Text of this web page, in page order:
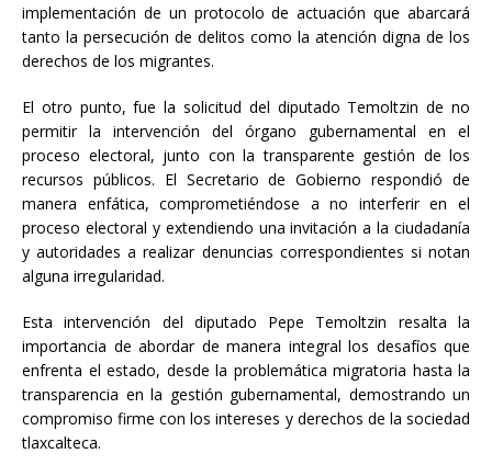
implementación de un protocolo de actuación que abarcará
tanto la persecución de delitos como la atención digna de los
derechos de los migrantes.
El otro punto, fue la solicitud del diputado Temoltzin de no
permitir la intervención del órgano gubernamental en el
proceso electoral, junto con la transparente gestión de los
recursos públicos. El Secretario de Gobierno respondió de
manera enfática, comprometiéndose a no interferir en el
proceso electoral y extendiendo una invitación a la ciudadanía
y autoridades a realizar denuncias correspondientes si notan
alguna irregularidad.
Esta intervención del diputado Pepe Temoltzin resalta la
importancia de abordar de manera integral los desafíos que
enfrenta el estado, desde la problemática migratoria hasta la
transparencia en la gestión gubernamental, demostrando un
compromiso firme con los intereses y derechos de la sociedad
tlaxcalteca.